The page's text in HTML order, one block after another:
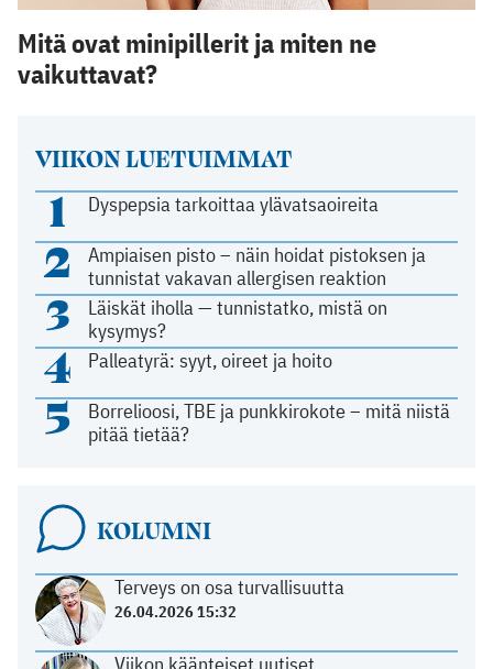
VIIKON LUETUIMMAT
1 Dyspepsia tarkoittaa ylävatsaoireita
2
Ampiaisen pisto – näin hoidat pistoksen ja
tunnistat vakavan allergisen reaktion
3
Läiskät iholla — tunnistatko, mistä on
kysymys?
4 Palleatyrä: syyt, oireet ja hoito
5
Borrelioosi, TBE ja punkkirokote – mitä niistä
pitää tietää?
KOLUMNI
Terveys on osa turvallisuutta
26.04.2026 15:32
Viikon käänteiset uutiset
Mitä ovat minipillerit ja miten ne
vaikuttavat?